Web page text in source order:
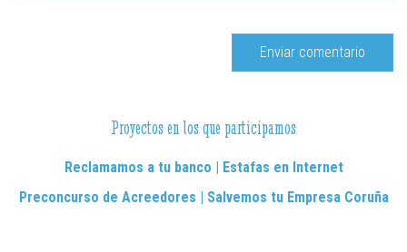
Proyectos en los que participamos
Reclamamos a tu banco | Estafas en Internet
Preconcurso de Acreedores | Salvemos tu Empresa Coruña